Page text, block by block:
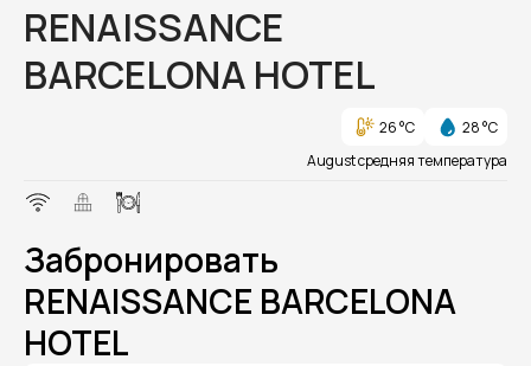
RENAISSANCE
BARCELONA HOTEL
26 °C
28 °C
August средняя температура
Забронировать
RENAISSANCE BARCELONA
HOTEL